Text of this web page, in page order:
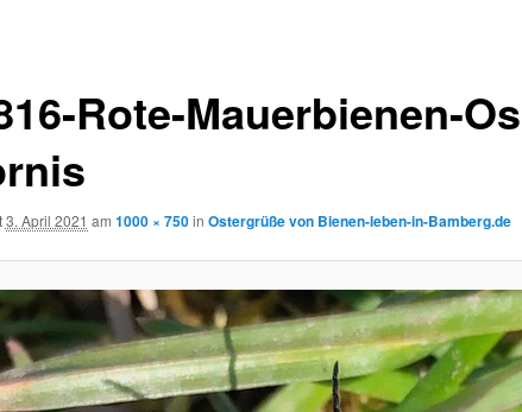
Rote-Mauerbienen-
3. April 2021 am 1000 × 750in Ostergrüße von Bienen-leben-in-Bamberg.de